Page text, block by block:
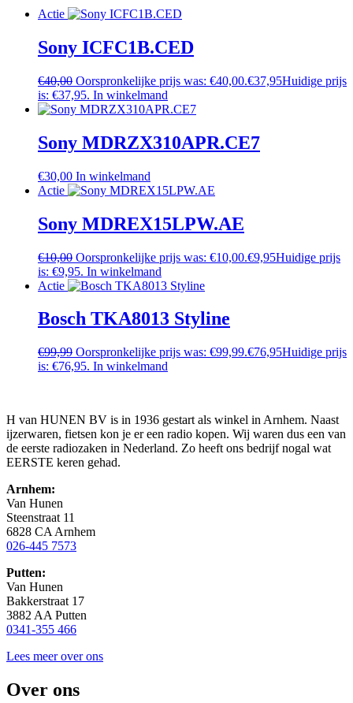
Actie
Sony ICFC1B.CED
€40,00 Oorspronkelijke prijs was: €40,00.€37,95Huidige prijs
is: €37,95. In winkelmand
Sony MDRZX310APR.CE7
€30,00 In winkelmand
Actie
Sony MDREX15LPW.AE
€10,00 Oorspronkelijke prijs was: €10,00.€9,95Huidige prijs
is: €9,95. In winkelmand
Actie
Bosch TKA8013 Styline
€99,99 Oorspronkelijke prijs was: €99,99.€76,95Huidige prijs
is: €76,95. In winkelmand
H van HUNEN BV is in 1936 gestart als winkel in Arnhem. Naast
ijzerwaren, fietsen kon je er een radio kopen. Wij waren dus een van
de eerste radiozaken in Nederland. Zo heeft ons bedrijf nogal wat
EERSTE keren gehad.
Arnhem:
Van Hunen
Steenstraat 11
6828 CA Arnhem
026-445 7573
Putten:
Van Hunen
Bakkerstraat 17
3882 AA Putten
0341-355 466
Lees meer over ons
Over ons